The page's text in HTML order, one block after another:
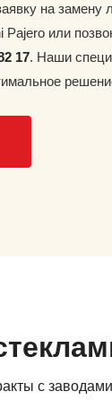
на замену
или
17. Наши
с